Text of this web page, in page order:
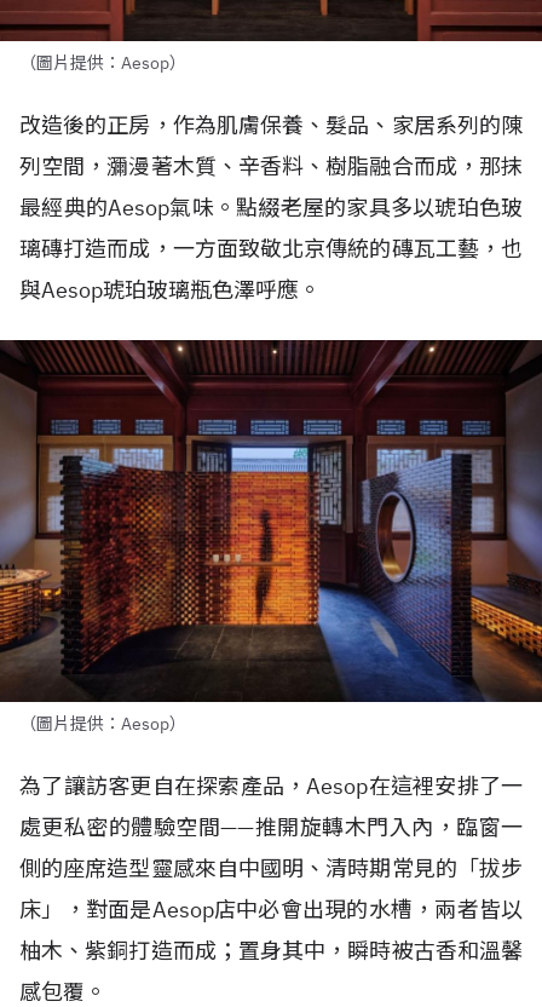
（圖片提供：Aesop）
改造後的正房，作為肌膚保養、髮品、家居系列的陳
列空間，瀰漫著木質、辛香料、樹脂融合而成，那抹
最經典的Aesop氣味。點綴老屋的家具多以琥珀色玻
璃磚打造而成，一方面致敬北京傳統的磚瓦工藝，也
與Aesop琥珀玻璃瓶色澤呼應。
（圖片提供：Aesop）
為了讓訪客更自在探索產品，Aesop在這裡安排了一
處更私密的體驗空間——推開旋轉木門入內，臨窗一
側的座席造型靈感來自中國明、清時期常見的「拔步
床」，對面是Aesop店中必會出現的水槽，兩者皆以
柚木、紫銅打造而成；置身其中，瞬時被古香和溫馨
感包覆。